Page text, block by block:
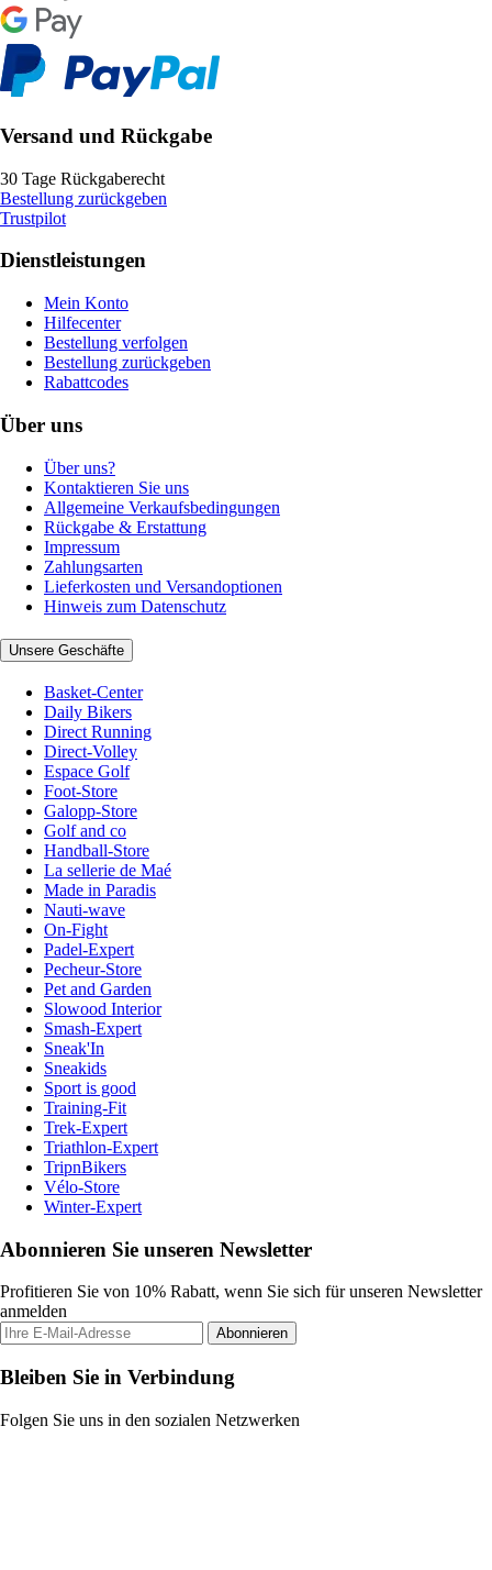
Versand und Rückgabe
30 Tage Rückgaberecht
Bestellung zurückgeben
Trustpilot
Dienstleistungen
Mein Konto
Hilfecenter
Bestellung verfolgen
Bestellung zurückgeben
Rabattcodes
Über uns
Über uns?
Kontaktieren Sie uns
Allgemeine Verkaufsbedingungen
Rückgabe & Erstattung
Impressum
Zahlungsarten
Lieferkosten und Versandoptionen
Hinweis zum Datenschutz
Unsere Geschäfte
Basket-Center
Daily Bikers
Direct Running
Direct-Volley
Espace Golf
Foot-Store
Galopp-Store
Golf and co
Handball-Store
La sellerie de Maé
Made in Paradis
Nauti-wave
On-Fight
Padel-Expert
Pecheur-Store
Pet and Garden
Slowood Interior
Smash-Expert
Sneak'In
Sneakids
Sport is good
Training-Fit
Trek-Expert
Triathlon-Expert
TripnBikers
Vélo-Store
Winter-Expert
Abonnieren Sie unseren Newsletter
Profitieren Sie von 10% Rabatt, wenn Sie sich für unseren Newsletter
anmelden
Abonnieren
Bleiben Sie in Verbindung
Folgen Sie uns in den sozialen Netzwerken